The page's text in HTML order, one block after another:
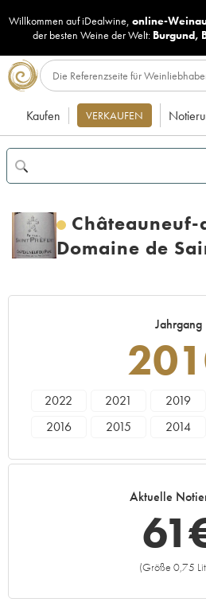
Willkommen auf iDealwine, online-
der besten Weine der Welt: Burgund,
Kaufen VERKAUFEN
Châteauneuf-
Domaine de
Jahrgang
2022 2021 2019
2016
2015 2014
Aktuelle
61
(Größe 0,75